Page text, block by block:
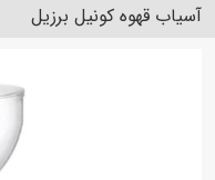
آسیاب قهوه کونیل برزیل